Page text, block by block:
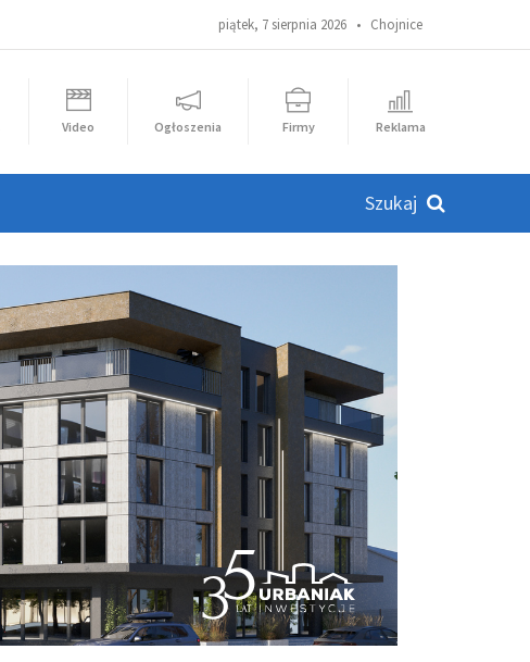
piątek, 7 sierpnia 2026 • Chojnice
Video Ogłoszenia Firmy Reklama